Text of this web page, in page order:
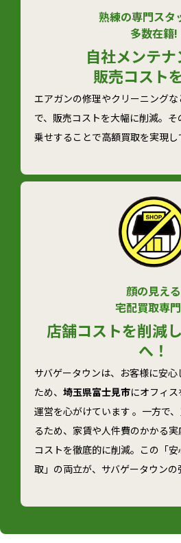
熟練の専門スタ
多数在籍!
自社メンテ
販売コスト
エアガンの修理やクリーニング
で、販売コストを大幅に削減。
乗せすることで高額買取を実現し
顔の見える
宅配買取専
店舗コストを削減
へ！
サバゲータウンは、お客様に安心
ため、 埼玉県富士見市にオフィ
運営を心がけています 。一方で
るため、家賃や人件費のかかる
コストを徹底的に削減。この「
取」の両立が、サバゲータウンの